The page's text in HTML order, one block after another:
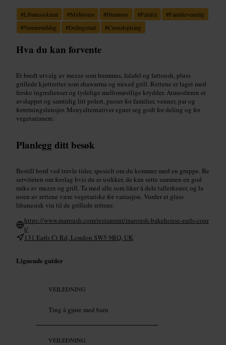
#Libanesiskmat #Midtøsten #Hummus #Falafel #Familievennlig
#Vennemiddag #Delingsmat #Casualspising
Hva du kan forvente
Et bredt utvalg av mezze som hummus, falafel og fattoush, pluss
grillede kjøttretter som shawarma og mixed grill. Rettene er laget med
ferske ingredienser og tydelige mellomøstlige krydder. Atmosfæren er
avslappet og samtidig litt polert, passer for familier, venner, par og
forretningslunsjer. Menyalternativer egner seg godt for deling og for
vegetarianere.
Planlegg ditt besøk
Bestill bord ved travle tider, spesielt om du kommer med en gruppe. Be
servitøren om forslag hvis du er usikker, de kan sette sammen en god
miks av mezze og grill. Ta med alle som liker å dele tallerkener, og la
noen av rettene være vegetariske for variasjon. Vurder et glass
libanesisk vin til de grillede rettene.
https://www.maroush.com/restaurant/maroush-bakehouse-earls-cour
t/
131 Earls Ct Rd, London SW5 9RQ, UK
Lignende guider
VEILEDNING
Ting å gjøre med barn
VEILEDNING